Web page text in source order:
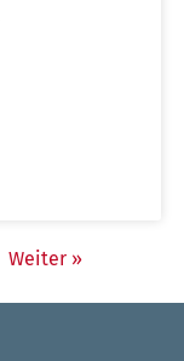
Weiter »